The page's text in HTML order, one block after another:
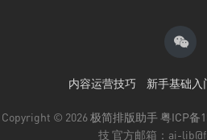
内容运营技巧 新手基础入
Copyright © 2026极简排版助手粤ICP备
技 官方邮箱：ai-